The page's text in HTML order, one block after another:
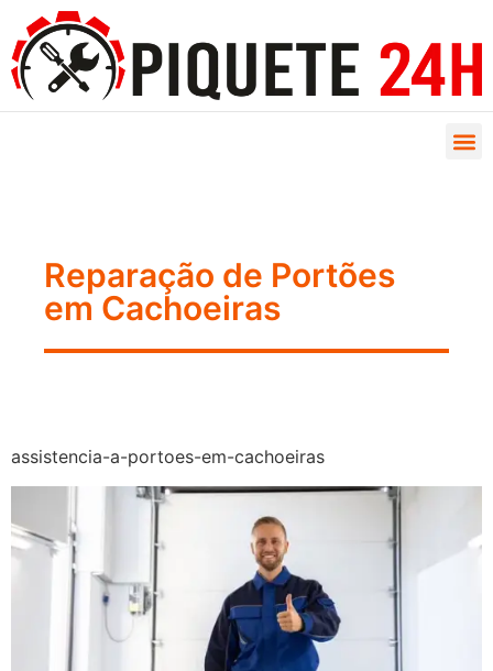
Reparação de Portões
em Cachoeiras
assistencia-a-portoes-em-cachoeiras